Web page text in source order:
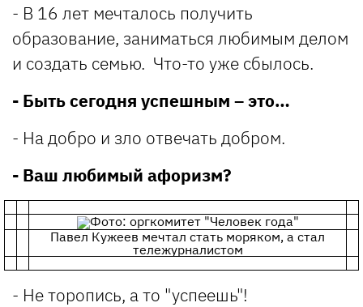
- В 16 лет мечталось получить
образование, заниматься любимым делом
и создать семью. Что-то уже сбылось.
- Быть сегодня успешным – это…
- На добро и зло отвечать добром.
- Ваш любимый афоризм?
Фото: оргкомитет "Человек года"
Павел Кужеев мечтал стать моряком, а стал
тележурналистом
- Не торопись, а то "успеешь"!